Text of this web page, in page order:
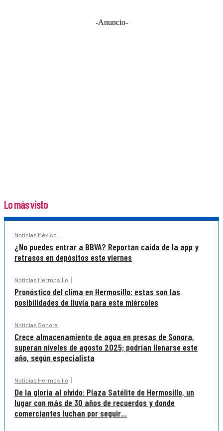
-Anuncio-
Lo más visto
Noticias México
¿No puedes entrar a BBVA? Reportan caída de la app y
retrasos en depósitos este viernes
Noticias Hermosillo
Pronóstico del clima en Hermosillo: estas son las
posibilidades de lluvia para este miércoles
Noticias Sonora
Crece almacenamiento de agua en presas de Sonora,
superan niveles de agosto 2025; podrían llenarse este
año, según especialista
Noticias Hermosillo
De la gloria al olvido: Plaza Satélite de Hermosillo, un
lugar con más de 30 años de recuerdos y donde
comerciantes luchan por seguir...